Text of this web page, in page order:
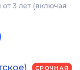
3 лет (включая
СРОЧНАЯ